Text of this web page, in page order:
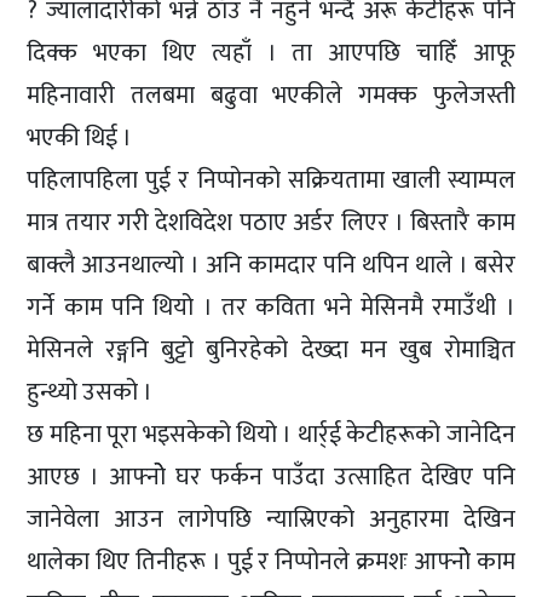
? ज्यालादारीको भन्ने ठाँउ नै नहुने भन्दै अरू केटीहरू पनि
दिक्क भएका थिए त्यहाँ । ता आएपछि चाहिँ आफू
महिनावारी तलबमा बढुवा भएकीले गमक्क फुलेजस्ती
भएकी थिई ।
पहिलापहिला पुई र निप्पोनको सक्रियतामा खाली स्याम्पल
मात्र तयार गरी देशविदेश पठाए अर्डर लिएर । बिस्तारै काम
बाक्लै आउनथाल्यो । अनि कामदार पनि थपिन थाले । बसेर
गर्ने काम पनि थियो । तर कविता भने मेसिनमै रमाउँथी ।
मेसिनले रङ्गनि बुट्टो बुनिरहेको देख्दा मन खुब रोमाञ्चित
हुन्थ्यो उसको ।
छ महिना पूरा भइसकेको थियो । थार्र्ई केटीहरूको जानेदिन
आएछ । आफ्नोे घर फर्कन पाउँदा उत्साहित देखिए पनि
जानेवेला आउन लागेपछि न्यास्रिएको अनुहारमा देखिन
थालेका थिए तिनीहरू । पुई र निप्पोनले क्रमशः आफ्नोे काम